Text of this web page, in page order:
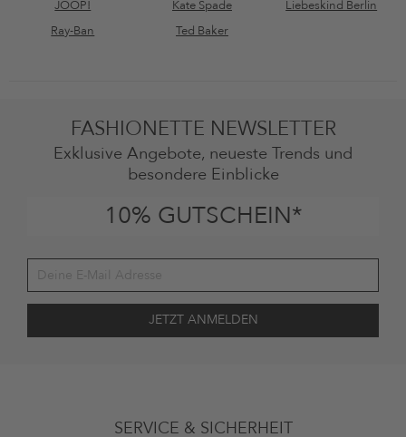
JOOP!
Kate Spade
Liebeskind Berlin
Ray-Ban
Ted Baker
FASHIONETTE NEWSLETTER
Exklusive Angebote, neueste Trends und
besondere Einblicke
10% GUTSCHEIN*
Datenschutzbestimmungenzum Zwecke der
SERVICE & SICHERHEIT